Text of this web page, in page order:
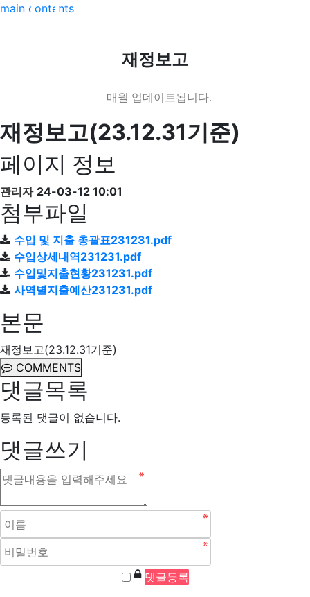
main contents
재정보고
| 매월 업데이트됩니다.
재정보고(23.12.31기준)
페이지 정보
관리자 24-03-12 10:01
첨부파일
수입 및 지출 총괄표231231.pdf
수입상세내역231231.pdf
수입및지출현황231231.pdf
사역별지출예산231231.pdf
본문
재정보고(23.12.31기준)
COMMENTS
댓글목록
등록된 댓글이 없습니다.
댓글쓰기